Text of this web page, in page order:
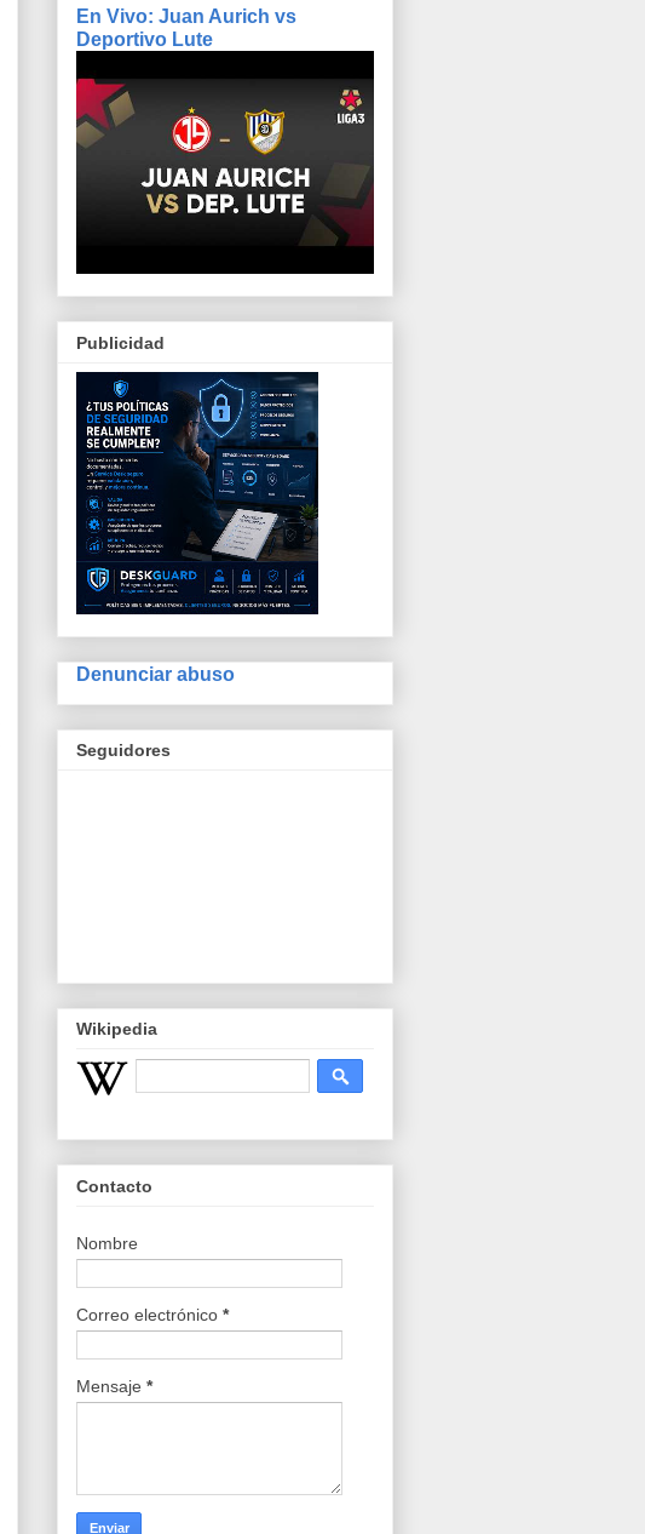
En Vivo: Juan Aurich vs
Deportivo Lute
Publicidad
Denunciar abuso
Seguidores
Wikipedia
Contacto
Nombre
Correo electrónico *
Mensaje *